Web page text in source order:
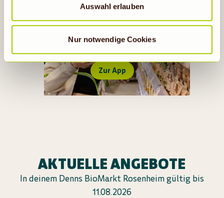
statistische Cookies abgewählt werden, findet die
Auswahl erlauben
Nur notwendige Cookies
ALLES RUND UM DIE DENNS
BIO APP
Zur App
AKTUELLE ANGEBOTE
In deinem Denns BioMarkt Rosenheim gültig bis
11.08.2026